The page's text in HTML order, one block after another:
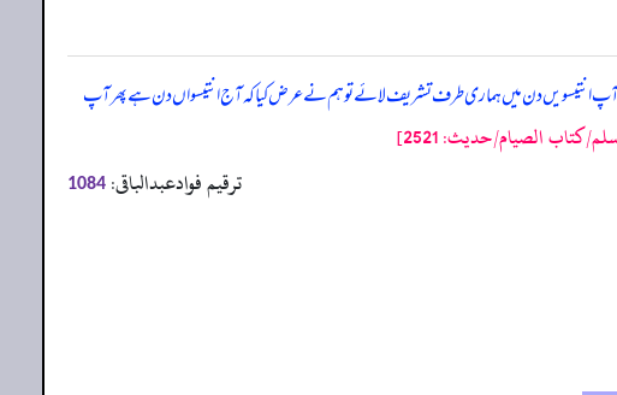
آپ انتیسویں دن میں ہماری طرف تشریف لائے تو ہم نے عرض کیا کہ آج انتیسواں دن ہے پھر آپ
الصيام/حدیث: 2521]
ترقیم فوادعبدالباقی: 1084